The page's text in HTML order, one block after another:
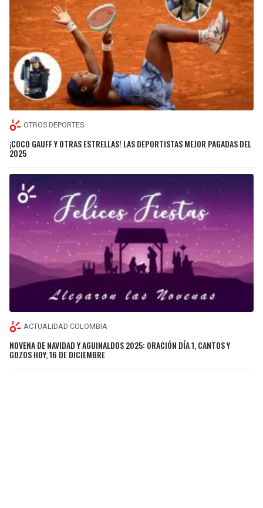
OTROS DEPORTES
¡COCO GAUFF Y OTRAS ESTRELLAS! LAS DEPORTISTAS MEJOR PAGADAS DEL
2025
ACTUALIDAD COLOMBIA
NOVENA DE NAVIDAD Y AGUINALDOS 2025: ORACIÓN DÍA 1, CANTOS Y
GOZOS HOY, 16 DE DICIEMBRE